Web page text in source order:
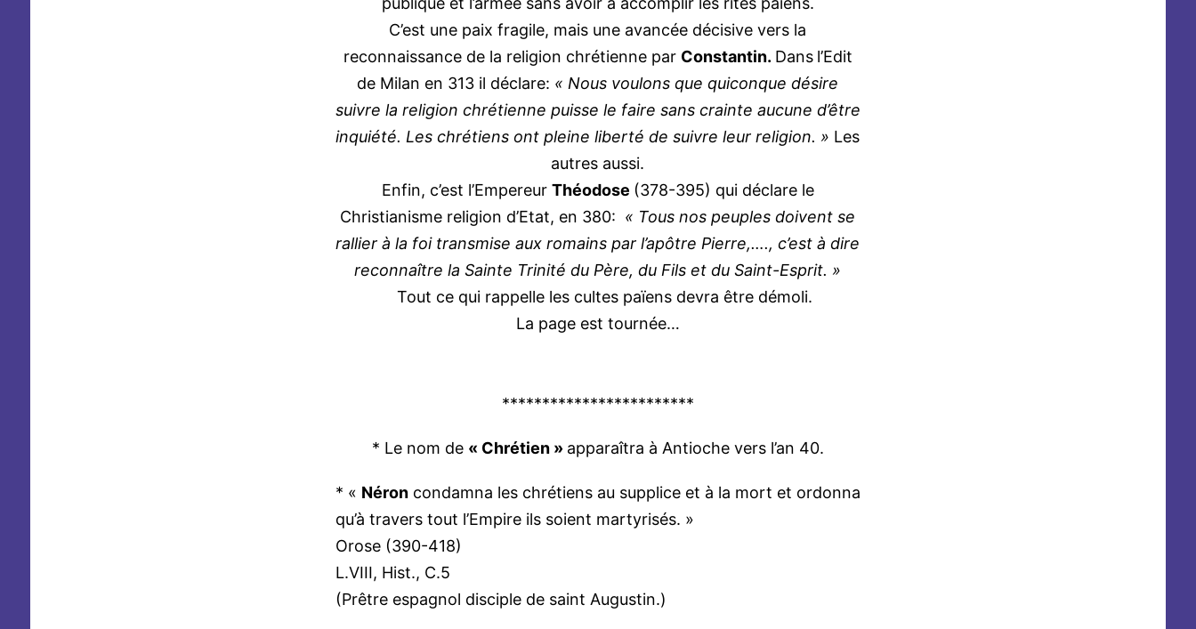
C’est une paix fragile, mais une avancée décisive vers la
reconnaissance de la religion chrétienne par Constantin. Dans l’Edit
de Milan en 313 il déclare: « Nous voulons que quiconque désire
suivre la religion chrétienne puisse le faire sans crainte aucune d’être
inquiété. Les chrétiens ont pleine liberté de suivre leur religion. » Les
autres aussi.
Enfin, c’est l’Empereur Théodose (378-395) qui déclare le
Christianisme religion d’Etat, en 380: « Tous nos peuples doivent se
rallier à la foi transmise aux romains par l’apôtre Pierre,…., c’est à dire
reconnaître la Sainte Trinité du Père, du Fils et du Saint-Esprit. »
Tout ce qui rappelle les cultes païens devra être démoli.
La page est tournée…
************************
* Le nom de « Chrétien » apparaîtra à Antioche vers l’an 40.
* « Néroncondamna les chrétiens au supplice et à la mort et ordonna
qu’à travers tout l’Empire ils soient martyrisés. »
Orose (390-418)
L.VIII, Hist., C.5
(Prêtre espagnol disciple de saint Augustin.)